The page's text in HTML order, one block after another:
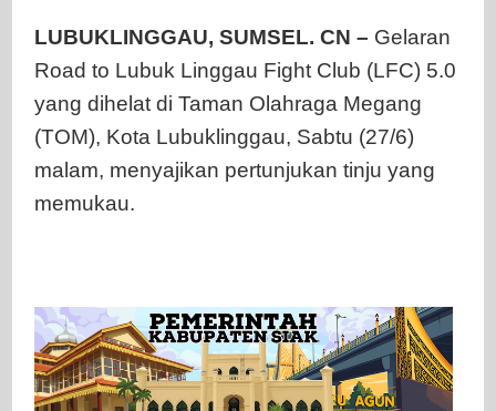
Pertama
LUBUKLINGGAU, SUMSEL. CN – Gelaran
Road to Lubuk Linggau Fight Club (LFC) 5.0
yang dihelat di Taman Olahraga Megang
(TOM), Kota Lubuklinggau, Sabtu (27/6)
malam, menyajikan pertunjukan tinju yang
memukau.